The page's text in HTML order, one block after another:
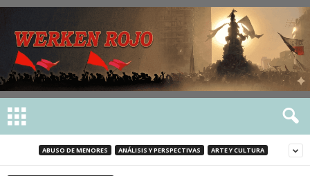
ABUSO DE MENORES ANÁLISIS Y PERSPECTIVAS ARTE Y CULTURA